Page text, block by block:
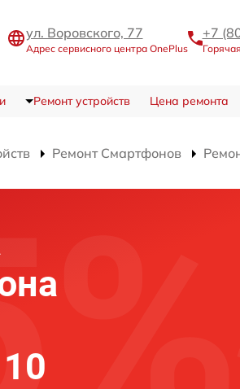
ул. Воровского, 77
Адрес сервисного центра OnePlus
+7
Ремонт устройств Цена ремонта
Ремонт Смартфонов